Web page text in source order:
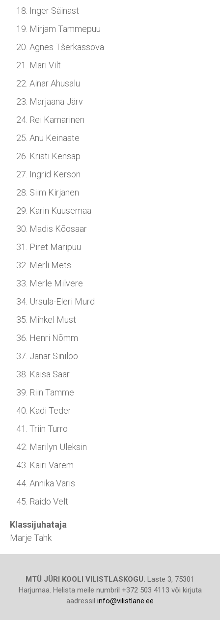
Inger Säinast
Mirjam Tammepuu
Agnes Tšerkassova
Mari Vilt
Ainar Ahusalu
Marjaana Järv
Rei Kamarinen
Anu Keinaste
Kristi Kensap
Ingrid Kerson
Siim Kirjanen
Karin Kuusemaa
Madis Kõosaar
Piret Maripuu
Merli Mets
Merle Milvere
Ursula-Eleri Murd
Mihkel Must
Henri Nõmm
Janar Siniloo
Kaisa Saar
Riin Tamme
Kadi Teder
Triin Turro
Marilyn Uleksin
Kairi Varem
Annika Varis
Raido Velt
Klassijuhataja
Marje Tahk
MTÜ JÜRI KOOLI VILISTLASKOGU. Laste 3, 75301
Harjumaa. Helista meile numbril +372 503 4113 või kirjuta
aadressil info@vilistlane.ee